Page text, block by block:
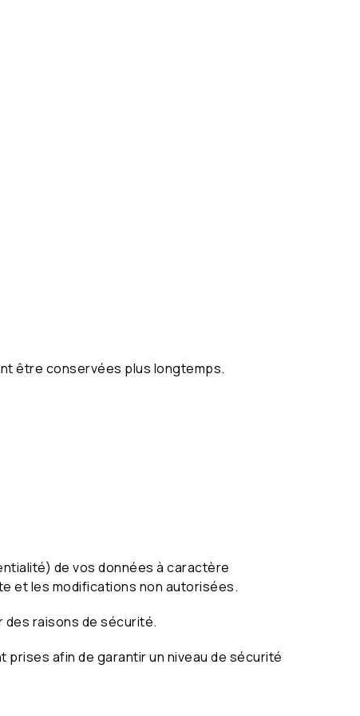
être conservées plus longtemps.
de vos données à caractère
et les modifications non autorisées.
raisons de sécurité.
afin de garantir un niveau de sécurité